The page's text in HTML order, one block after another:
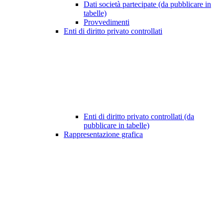
Dati società partecipate (da pubblicare in
tabelle)
Provvedimenti
Enti di diritto privato controllati
Enti di diritto privato controllati (da
pubblicare in tabelle)
Rappresentazione grafica